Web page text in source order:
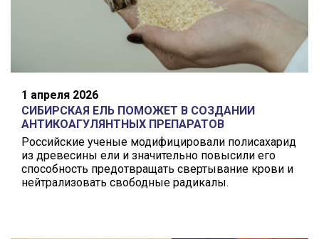
1 апреля 2026
СИБИРСКАЯ ЕЛЬ ПОМОЖЕТ В СОЗДАНИИ
АНТИКОАГУЛЯНТНЫХ ПРЕПАРАТОВ
Российские ученые модифицировали полисахарид
из древесины ели и значительно повысили его
способность предотвращать свертывание крови и
нейтрализовать свободные радикалы.